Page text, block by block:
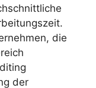
die
der